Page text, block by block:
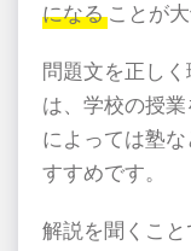
になる ことが大
問題文を正し
は、学校の授
によっては塾
すすめです。
解説を聞くこ